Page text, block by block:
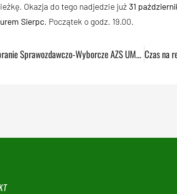
Okazja do tego nadjedzie już 31
Sierpc. Początek o godz. 19.00.
Walne Zebranie Sprawozdawczo-Wyborcze AZS UMCS Lublin